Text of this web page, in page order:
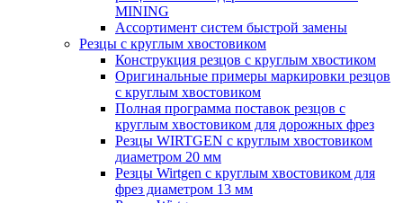
MINING
Ассортимент систем быстрой замены
Резцы с круглым хвостовиком
Конструкция резцов с круглым хвостиком
Оригинальные примеры маркировки резцов
с круглым хвостовиком
Полная программа поставок резцов с
круглым хвостовиком для дорожных фрез
Резцы WIRTGEN с круглым хвостовиком
диаметром 20 мм
Резцы Wirtgen с круглым хвостовиком для
фрез диаметром 13 мм